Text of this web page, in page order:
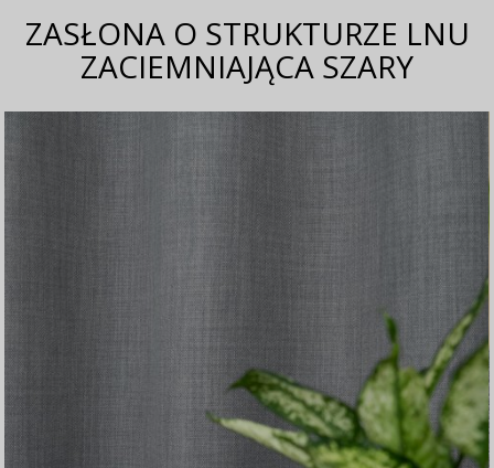
ZASŁONA O STRUKTURZE LNU
ZACIEMNIAJĄCA SZARY